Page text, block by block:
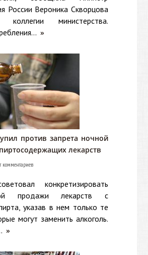
России Вероника Скворцова
министерства.
»
против запрета ночной
лекарств
комментариев
конкретизировать
продажи лекарств с
указав в нем только те
могут заменить алкоголь.
»